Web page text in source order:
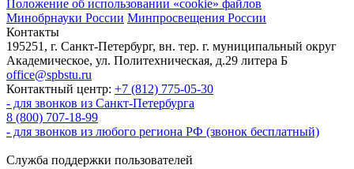
Положение об использовании «cookie» файлов
Минобрнауки России Минпросвещения России
Контакты
195251, г. Санкт-Петербург, вн. тер. г. муниципальный округ
Академическое, ул. Политехническая, д.29 литера Б
office@spbstu.ru
Контактный центр: +7 (812) 775-05-30
- для звонков из Санкт-Петербурга
8 (800) 707-18-99
- для звонков из любого региона РФ (звонок бесплатный)
Служба поддержки пользователей